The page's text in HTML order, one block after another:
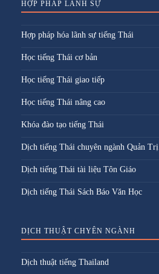
HỢP PHÁP LÃNH SỰ
Hợp pháp hóa lãnh sự tiếng Thái
Học tiếng Thái cơ bản
Học tiếng Thái giao tiếp
Học tiếng Thái nâng cao
Khóa đào tạo tiếng Thái
Dịch tiếng Thái chuyên ngành Quản Trị
Dịch tiếng Thái tài liệu Tôn Giáo
Dịch tiếng Thái Sách Báo Văn Học
DỊCH THUẬT CHYÊN NGÀNH
Dịch thuật tiếng Thailand